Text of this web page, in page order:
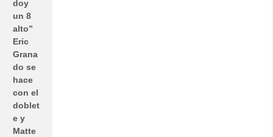
doy
un 8
alto”
Eric
Grana
do se
hace
con el
doblet
e y
Matte